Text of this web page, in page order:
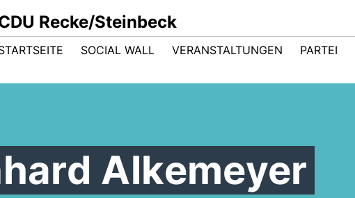
Recke/Steinbeck
SOCIAL WALL VERANSTALTUNGEN PARTEI
Alkemeyer